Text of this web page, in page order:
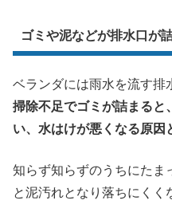
ゴミや泥などが排水口が
ベランダには雨水を流す排
掃除不足でゴミが詰まると
い、水はけが悪くなる原因
知らず知らずのうちにたま
と泥汚れとなり落ちにくく